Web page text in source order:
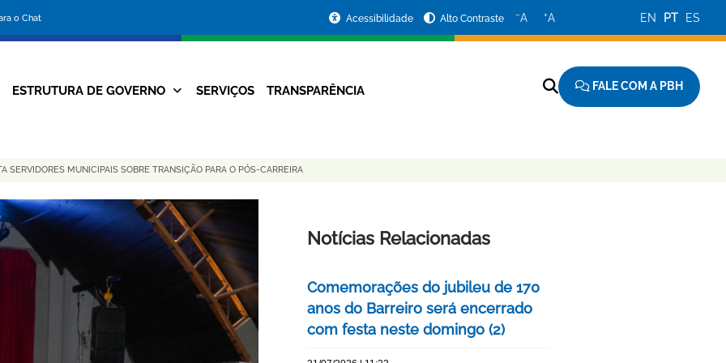
o Chat
da
Prefeitura
Acessibilidade Alto Contraste −A +A EN PT ES
Navegação
ESTRUTURA DE GOVERNO SERVIÇOS TRANSPARÊNCIA FALE COM A PBH
SERVIDORES MUNICIPAIS SOBRE TRANSIÇÃO PARA O PÓS-CARREIRA
Notícias Relacionadas
Comemorações do jubileu de 170
anos do Barreiro será encerrado
com festa neste domingo (2)